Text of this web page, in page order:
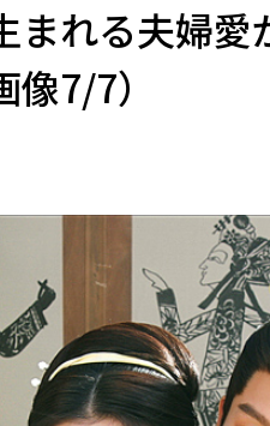
まれる夫婦
7/7）